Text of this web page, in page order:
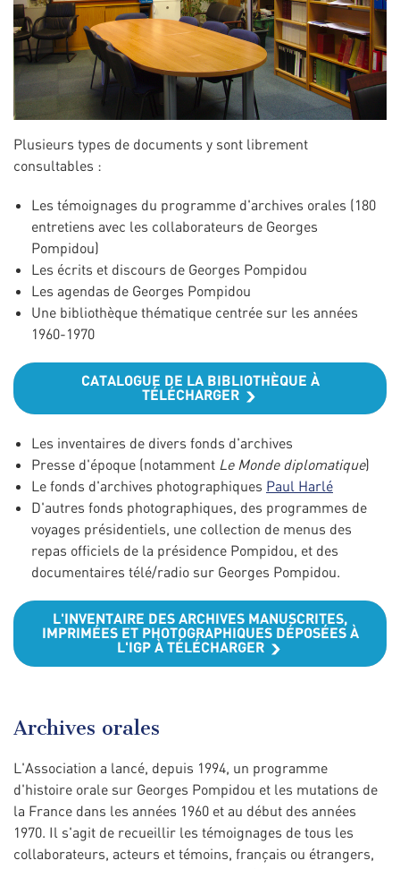
Plusieurs types de documents y sont librement
consultables :
Les témoignages du programme d'archives orales (180
entretiens avec les collaborateurs de Georges
Pompidou)
Les écrits et discours de Georges Pompidou
Les agendas de Georges Pompidou
Une bibliothèque thématique centrée sur les années
1960-1970
CATALOGUE DE LA BIBLIOTHÈQUE À
TÉLÉCHARGER
Les inventaires de divers fonds d'archives
Presse d'époque (notamment Le Monde diplomatique)
Le fonds d'archives photographiques Paul Harlé
D'autres fonds photographiques, des programmes de
voyages présidentiels, une collection de menus des
repas officiels de la présidence Pompidou, et des
documentaires télé/radio sur Georges Pompidou.
L'INVENTAIRE DES ARCHIVES MANUSCRITES,
IMPRIMÉES ET PHOTOGRAPHIQUES DÉPOSÉES À
L'IGP À TÉLÉCHARGER
Archives orales
L'Association a lancé, depuis 1994, un programme
d'histoire orale sur Georges Pompidou et les mutations de
la France dans les années 1960 et au début des années
1970. Il s'agit de recueillir les témoignages de tous les
collaborateurs, acteurs et témoins, français ou étrangers,